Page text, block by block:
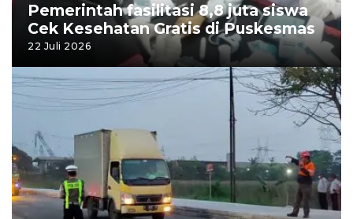
Pemerintah fasilitasi 8,8 juta siswa
Cek Kesehatan Gratis di Puskesmas
22 Juli 2026